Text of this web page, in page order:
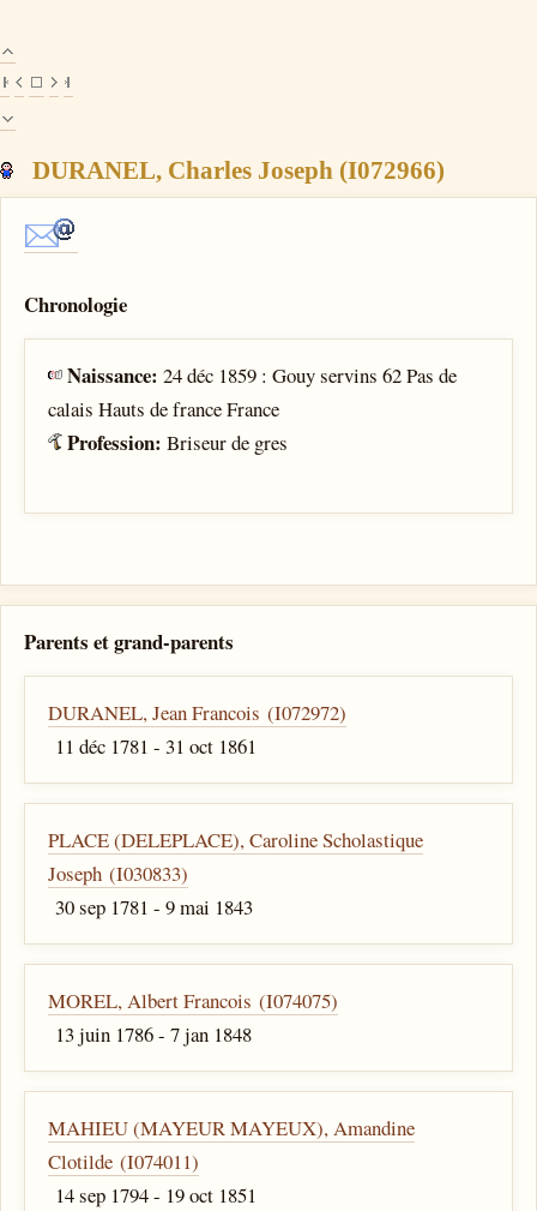
DURANEL, Charles Joseph (I072966)
Chronologie
Naissance:24 déc 1859 : Gouy servins 62 Pas de
calais Hauts de france France
Profession:Briseur de gres
Parents et grand-parents
DURANEL, Jean Francois (I072972)
11 déc 1781 - 31 oct 1861
PLACE (DELEPLACE), Caroline Scholastique
Joseph (I030833)
30 sep 1781 - 9 mai 1843
MOREL, Albert Francois (I074075)
13 juin 1786 - 7 jan 1848
MAHIEU (MAYEUR MAYEUX), Amandine
Clotilde (I074011)
14 sep 1794 - 19 oct 1851